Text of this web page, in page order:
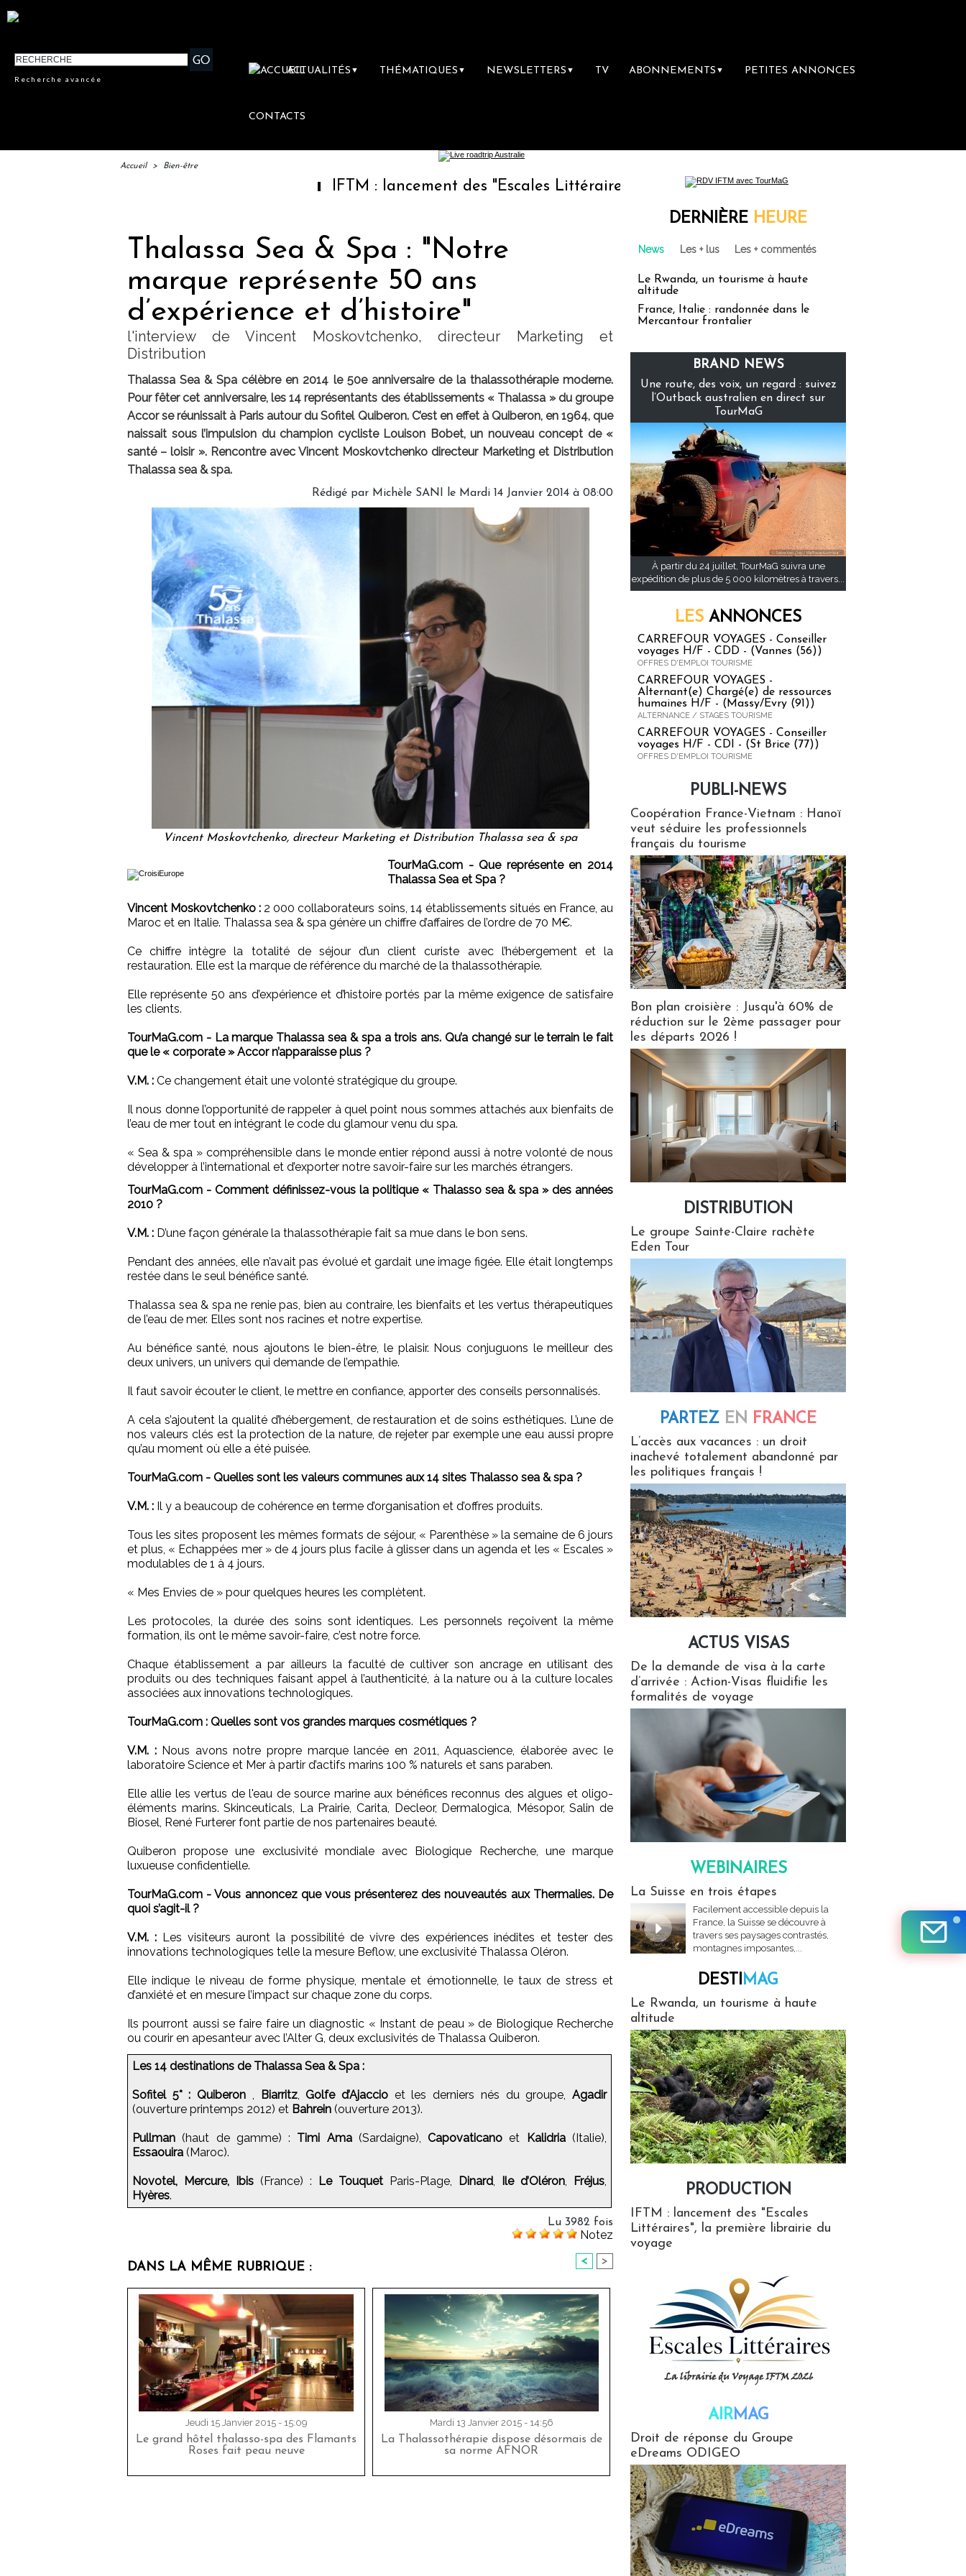
Recherche avancée
ACTUALITÉS ▼ THÉMATIQUES ▼ NEWSLETTERS ▼ TV ABONNEMENTS ▼ PETITES ANNONCES
CONTACTS
Accueil > Bien-être
IFTM : lancement des "Escales Littéraires", la première librairie du voyage
Thalassa Sea & Spa : "Notre
marque représente 50 ans
d’expérience et d’histoire"
l'interview de Vincent Moskovtchenko, directeur Marketing et
Distribution
Thalassa Sea & Spa célèbre en 2014 le 50e anniversaire de la thalassothérapie moderne.
Pour fêter cet anniversaire, les 14 représentants des établissements « Thalassa » du groupe
Accor se réunissait à Paris autour du Sofitel Quiberon. C’est en effet à Quiberon, en 1964, que
naissait sous l’impulsion du champion cycliste Louison Bobet, un nouveau concept de «
santé – loisir ». Rencontre avec Vincent Moskovtchenko directeur Marketing et Distribution
Thalassa sea & spa.
Rédigé par Michèle SANI le Mardi 14 Janvier 2014 à 08:00
Vincent Moskovtchenko, directeur Marketing et Distribution Thalassa sea & spa
TourMaG.com - Que représente en 2014
Thalassa Sea et Spa ?
Vincent Moskovtchenko : 2 000 collaborateurs soins, 14 établissements situés en France, au
Maroc et en Italie. Thalassa sea & spa génère un chiffre d’affaires de l’ordre de 70 M€.
Ce chiffre intègre la totalité de séjour d’un client curiste avec l’hébergement et la
restauration. Elle est la marque de référence du marché de la thalassothérapie.
Elle représente 50 ans d’expérience et d’histoire portés par la même exigence de satisfaire
les clients.
TourMaG.com - La marque Thalassa sea & spa a trois ans. Qu’a changé sur le terrain le fait
que le « corporate » Accor n’apparaisse plus ?
V.M. : Ce changement était une volonté stratégique du groupe.
Il nous donne l’opportunité de rappeler à quel point nous sommes attachés aux bienfaits de
l’eau de mer tout en intégrant le code du glamour venu du spa.
« Sea & spa » compréhensible dans le monde entier répond aussi à notre volonté de nous
développer à l’international et d’exporter notre savoir-faire sur les marchés étrangers.
TourMaG.com - Comment définissez-vous la politique « Thalasso sea & spa » des années
2010 ?
V.M. : D’une façon générale la thalassothérapie fait sa mue dans le bon sens.
Pendant des années, elle n’avait pas évolué et gardait une image figée. Elle était longtemps
restée dans le seul bénéfice santé.
Thalassa sea & spa ne renie pas, bien au contraire, les bienfaits et les vertus thérapeutiques
de l’eau de mer. Elles sont nos racines et notre expertise.
Au bénéfice santé, nous ajoutons le bien-être, le plaisir. Nous conjuguons le meilleur des
deux univers, un univers qui demande de l’empathie.
Il faut savoir écouter le client, le mettre en confiance, apporter des conseils personnalisés.
A cela s’ajoutent la qualité d’hébergement, de restauration et de soins esthétiques. L’une de
nos valeurs clés est la protection de la nature, de rejeter par exemple une eau aussi propre
qu’au moment où elle a été puisée.
TourMaG.com - Quelles sont les valeurs communes aux 14 sites Thalasso sea & spa ?
V.M. : Il y a beaucoup de cohérence en terme d’organisation et d’offres produits.
Tous les sites proposent les mêmes formats de séjour, « Parenthèse » la semaine de 6 jours
et plus, « Echappées mer » de 4 jours plus facile à glisser dans un agenda et les « Escales »
modulables de 1 à 4 jours.
« Mes Envies de » pour quelques heures les complètent.
Les protocoles, la durée des soins sont identiques. Les personnels reçoivent la même
formation, ils ont le même savoir-faire, c’est notre force.
Chaque établissement a par ailleurs la faculté de cultiver son ancrage en utilisant des
produits ou des techniques faisant appel à l’authenticité, à la nature ou à la culture locales
associées aux innovations technologiques.
TourMaG.com : Quelles sont vos grandes marques cosmétiques ?
V.M. :Nous avons notre propre marque lancée en 2011, Aquascience, élaborée avec le
laboratoire Science et Mer à partir d’actifs marins 100 % naturels et sans paraben.
Elle allie les vertus de l'eau de source marine aux bénéfices reconnus des algues et oligo-
éléments marins. Skinceuticals, La Prairie, Carita, Decleor, Dermalogica, Mésopor, Salin de
Biosel, René Furterer font partie de nos partenaires beauté.
Quiberon propose une exclusivité mondiale avec Biologique Recherche, une marque
luxueuse confidentielle.
TourMaG.com - Vous annoncez que vous présenterez des nouveautés aux Thermalies. De
quoi s’agit-il ?
V.M. :Les visiteurs auront la possibilité de vivre des expériences inédites et tester des
innovations technologiques telle la mesure Beflow, une exclusivité Thalassa Oléron.
Elle indique le niveau de forme physique, mentale et émotionnelle, le taux de stress et
d’anxiété et en mesure l’impact sur chaque zone du corps.
Ils pourront aussi se faire faire un diagnostic « Instant de peau » de Biologique Recherche
ou courir en apesanteur avec l’Alter G, deux exclusivités de Thalassa Quiberon.
Les 14 destinations de Thalassa Sea & Spa :
Sofitel 5* : Quiberon , Biarritz,Golfe d’Ajaccio et les derniers nés du groupe,Agadir
(ouverture printemps 2012) et Bahrein (ouverture 2013).
Pullman (haut de gamme) : Timi Ama(Sardaigne),Capovaticano et Kalidria(Italie),
Essaouira (Maroc).
Novotel, Mercure, Ibis (France) : Le Touquet Paris-Plage, Dinard, Ile d’Oléron, Fréjus,
Hyères.
Lu 3982 fois
Notez
DANS LA MÊME RUBRIQUE : < >
Jeudi 15 Janvier 2015 - 15:09
Le grand hôtel thalasso-spa des Flamants
Roses fait peau neuve
Mardi 13 Janvier 2015 - 14:56
La Thalassothérapie dispose désormais de
sa norme AFNOR
DERNIÈRE HEURE
News Les + lus Les + commentés
Le Rwanda, un tourisme à haute
altitude
France, Italie : randonnée dans le
Mercantour frontalier
BRAND NEWS
Une route, des voix, un regard : suivez
l’Outback australien en direct sur
TourMaG
À partir du 24 juillet, TourMaG suivra une
expédition de plus de 5 000 kilomètres à travers...
LES ANNONCES
CARREFOUR VOYAGES - Conseiller
voyages H/F - CDD - (Vannes (56))
OFFRES D'EMPLOI TOURISME
CARREFOUR VOYAGES -
Alternant(e) Chargé(e) de ressources
humaines H/F - (Massy/Evry (91))
ALTERNANCE / STAGES TOURISME
CARREFOUR VOYAGES - Conseiller
voyages H/F - CDI - (St Brice (77))
OFFRES D'EMPLOI TOURISME
PUBLI-NEWS
Coopération France-Vietnam : Hanoï
veut séduire les professionnels
français du tourisme
Bon plan croisière : Jusqu'à 60% de
réduction sur le 2ème passager pour
les départs 2026 !
DISTRIBUTION
Le groupe Sainte-Claire rachète
Eden Tour
PARTEZ EN FRANCE
L’accès aux vacances : un droit
inachevé totalement abandonné par
les politiques français !
ACTUS VISAS
De la demande de visa à la carte
d’arrivée : Action-Visas fluidifie les
formalités de voyage
WEBINAIRES
La Suisse en trois étapes
Facilement accessible depuis la
France, la Suisse se découvre à
travers ses paysages contrastés,
montagnes imposantes,...
DESTIMAG
Le Rwanda, un tourisme à haute
altitude
PRODUCTION
IFTM : lancement des "Escales
Littéraires", la première librairie du
voyage
AIRMAG
Droit de réponse du Groupe
eDreams ODIGEO